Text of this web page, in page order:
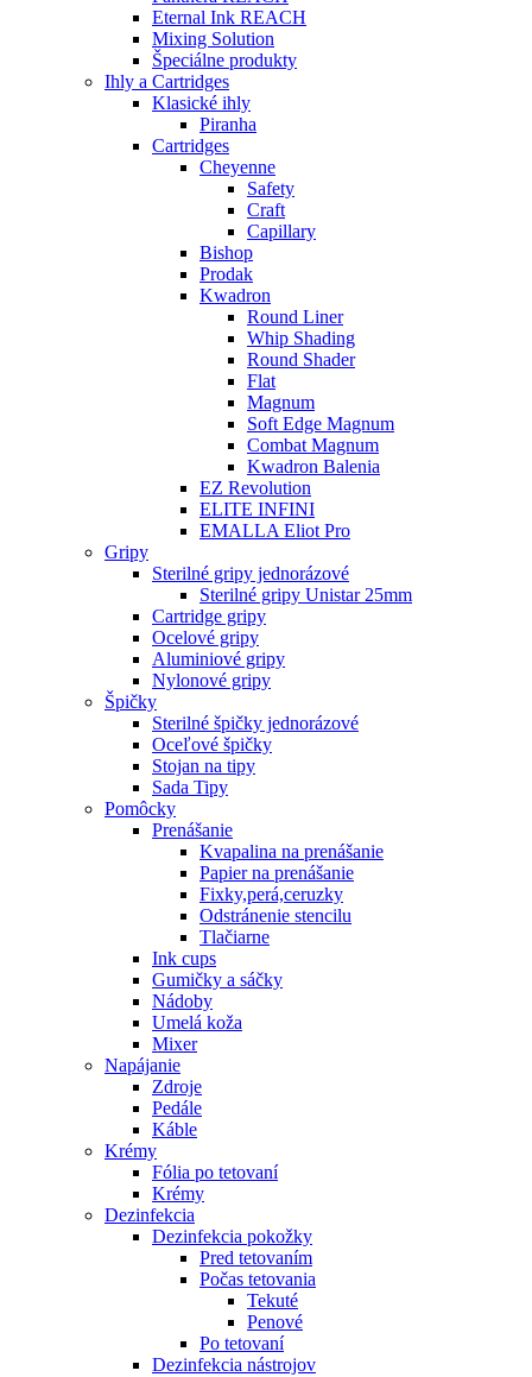
Eternal Ink REACH
Mixing Solution
Špeciálne produkty
Ihly a Cartridges
Klasické ihly
Piranha
Cartridges
Cheyenne
Safety
Craft
Capillary
Bishop
Prodak
Kwadron
Round Liner
Whip Shading
Round Shader
Flat
Magnum
Soft Edge Magnum
Combat Magnum
Kwadron Balenia
EZ Revolution
ELITE INFINI
EMALLA Eliot Pro
Gripy
Sterilné gripy jednorázové
Sterilné gripy Unistar 25mm
Cartridge gripy
Ocelové gripy
Aluminiové gripy
Nylonové gripy
Špičky
Sterilné špičky jednorázové
Oceľové špičky
Stojan na tipy
Sada Tipy
Pomôcky
Prenášanie
Kvapalina na prenášanie
Papier na prenášanie
Fixky,perá,ceruzky
Odstránenie stencilu
Tlačiarne
Ink cups
Gumičky a sáčky
Nádoby
Umelá koža
Mixer
Napájanie
Zdroje
Pedále
Káble
Krémy
Fólia po tetovaní
Krémy
Dezinfekcia
Dezinfekcia pokožky
Pred tetovaním
Počas tetovania
Tekuté
Penové
Po tetovaní
Dezinfekcia nástrojov